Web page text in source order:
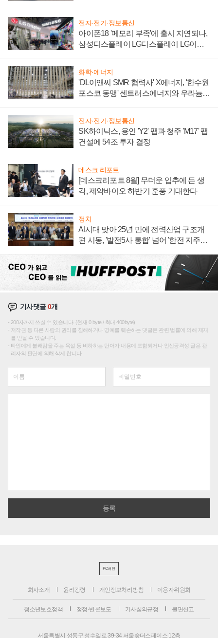
전자·전기·정보통신
아이폰18 '메모리 부족'에 출시 지연되나,
삼성디스플레이 LG디스플레이 LG이노
화학·에너지
'DL이앤씨 SMR 협력사' X에너지, '한수원
포스코 동맹' 센트러스에너지와 우라늄
전자·전기·정보통신
SK하이닉스, 용인 'Y2' 팹과 청주 'M17' 팹
건설에 54조 투자 결정
데스크 리포트
[데스크리포트 8월] 무더운 입추에 든 생
각, 제약바이오 하반기 훈풍 기대한다
정치
AI시대 맞아 25년 만에 전력산업 구조개
편 시동, '발전5사 통합' 넘어 '한전 지주사'
기사댓글0개
200자까지 쓰실 수 있습니다. (현재 0 byte / 최대 400byte)
저작권 등 다른 사람의 권리를 침해하거나 명예를 훼손하는 댓글은 관련 법률에 의해 제재
를 받을 수 있습니다.
타인에게 불쾌감을 주는 욕설 등 비하하는 단어가 내용에 포함되거나 인신공격성 글은 관
리자의 판단에 의해 삭제 합니다.
PC버전
회사소개 윤리강령 개인정보처리방침 이용자위원회
청소년보호정책 정정·반론보도 기사심의규정 불편신고
서울특별시 성동구 성수일로 39-34 서울숲더스페이스 12층